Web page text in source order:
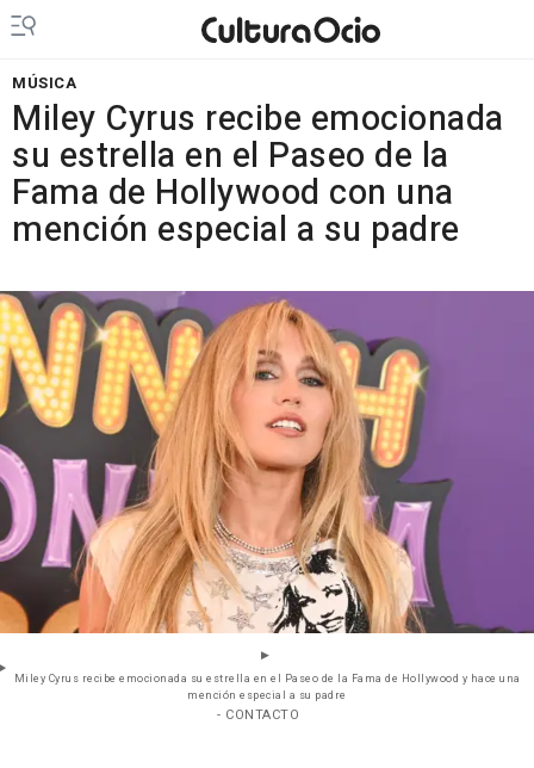
MÚSICA
Miley Cyrus recibe emocionada
su estrella en el Paseo de la
Fama de Hollywood con una
mención especial a su padre
Miley Cyrus recibe emocionada su estrella en el Paseo de la Fama de Hollywood y hace una
mención especial a su padre
- CONTACTO